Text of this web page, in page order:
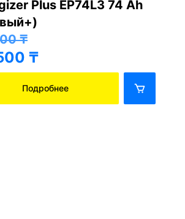
Plus EP74L3 74 Ah
₸
₸
Подробнее